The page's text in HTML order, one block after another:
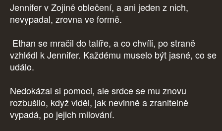
Jennifer v Zojině oblečení, a ani jeden z nich,
nevypadal, zrovna ve formě.
Ethan se mračil do talíře, a co chvíli, po straně
vzhlédl k Jennifer. Každému muselo být jasné, co se
událo.
Nedokázal si pomoci, ale srdce se mu znovu
rozbušilo, když viděl, jak nevinně a zranitelně
vypadá, po jejich milování.